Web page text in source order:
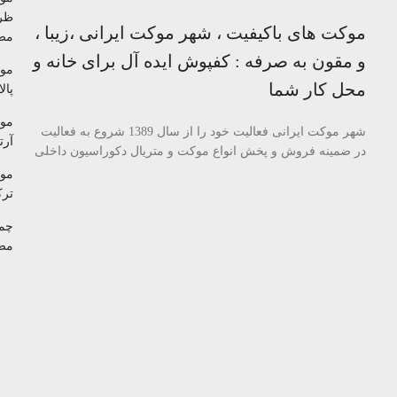
موکت های باکیفیت ، شهر موکت ایرانی ،زیبا ،
و مقون به صرفه : کفپوش ایده آل برای خانه و
محل کار شما
شهر موکت ایرانی فعالیت خود را از سال 1389 شروع به فعالیت
در ضمینه فروش و پخش انواع موکت و متریال دکوراسیون داخلی